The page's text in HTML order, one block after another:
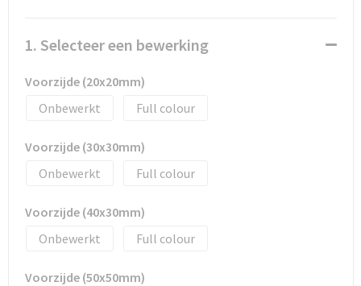
Promotietassen
Duffeltassen
Fietstassen
Reistassen
1. Selecteer een bewerking
Voorzijde (20x20mm)
Onbewerkt
Full colour
Voorzijde (30x30mm)
Onbewerkt
Full colour
Voorzijde (40x30mm)
Onbewerkt
Full colour
Voorzijde (50x50mm)